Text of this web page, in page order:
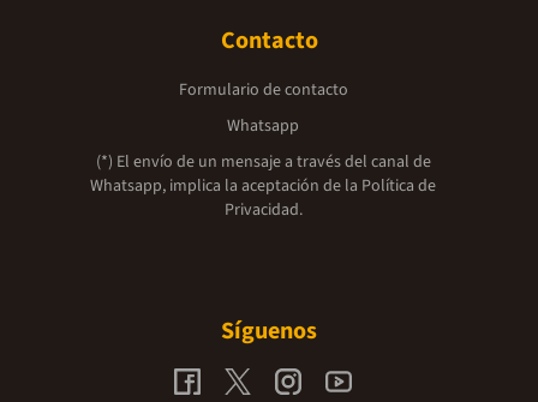
Contacto
Formulario de contacto
Whatsapp
(*) El envío de un mensaje a través del canal de
Whatsapp, implica la aceptación de la Política de
Privacidad.
Síguenos